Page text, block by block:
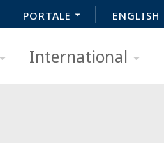
PORTALE ENGLISH
International